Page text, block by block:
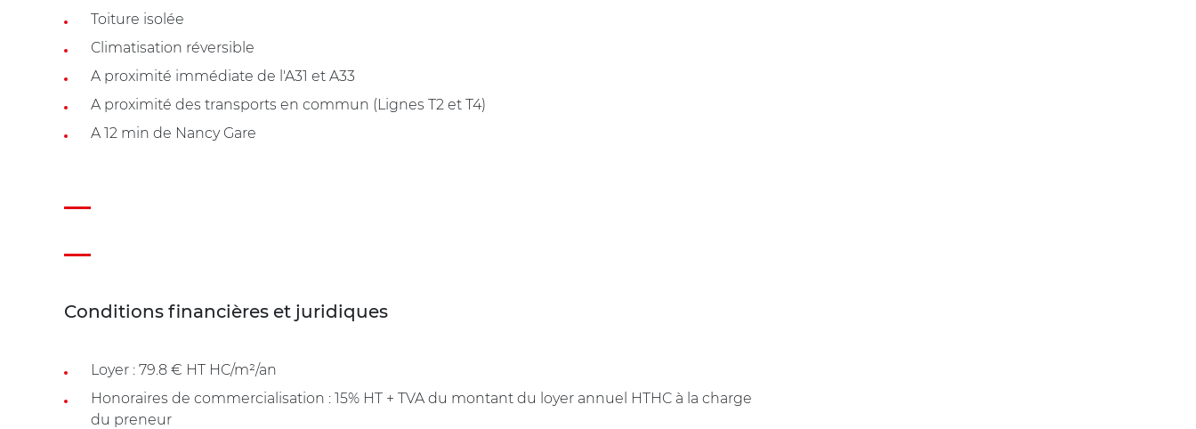
Toiture isolée
Climatisation réversible
A proximité immédiate de l'A31 et A33
A proximité des transports en commun (Lignes T2 et T4)
A 12 min de Nancy Gare
Conditions financières et juridiques
Loyer : 79.8 € HT HC/m²/an
Honoraires de commercialisation : 15% HT + TVA du montant du loyer annuel HTHC à la charge
du preneur